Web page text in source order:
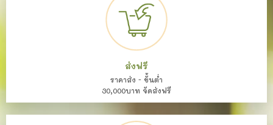
ส่งฟรี
ราคาส่ง - ขั้นต่ำ
30,000บาท จัดส่งฟรี